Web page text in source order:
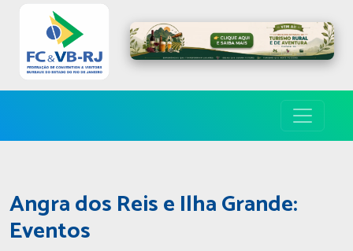
Angra dos Reis e Ilha Grande:
Eventos